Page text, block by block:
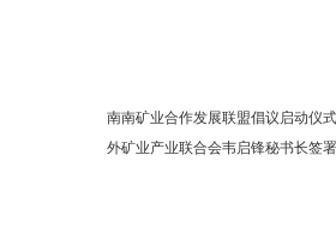
南南矿业合作发展联盟倡议启动仪
外矿业产业联合会韦启锋秘书长签